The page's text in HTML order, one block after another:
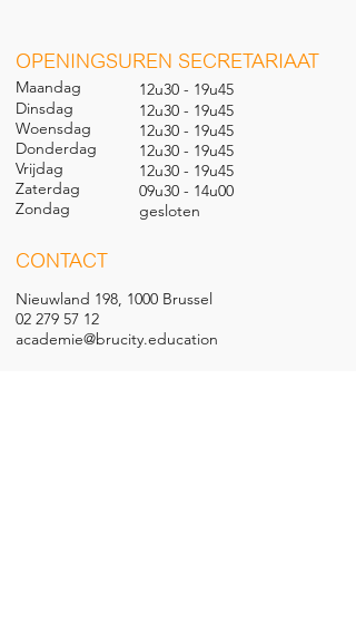
OPENINGSUREN SECRETARIAAT
Maandag
Dinsdag
Woensdag
Donderdag
Vrijdag
Zaterdag
Zondag
12u30 - 19u45
12u30 - 19u45
12u30 - 19u45
12u30 - 19u45
12u30 - 19u45
09u30 - 14u00
gesloten
CONTACT
Nieuwland 198, 1000 Brussel
02 279 57 12
academie@brucity.education